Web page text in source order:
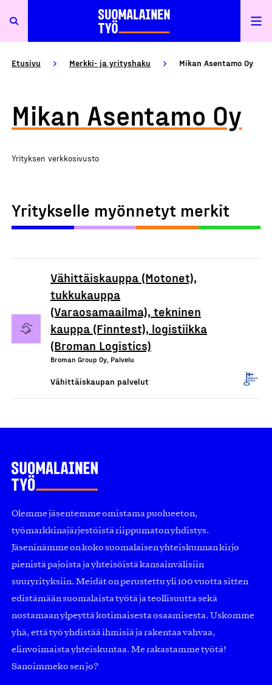
Etusivu Merkki- ja yrityshaku Mikan Asentamo Oy
Mikan Asentamo Oy
Yrityksen verkkosivusto
Yritykselle myönnetyt merkit
Vähittäiskauppa (Motonet),
tukkukauppa
(Varaosamaailma), tekninen
kauppa (Finntest), logistiikka
(Broman Logistics)
Broman Group Oy, Palvelu
Vähittäiskaupan palvelut
Olemme jäsentemme omistama puolueeton,
työmarkkinajärjestöistä riippumaton yhdistys.
Jäseninämme on koko suomalaisen yhteiskunnan kirjo
pienistä pajoista ja yhteisöistä kansainvälisiin
suuryrityksiin. Meidät on perustettu yli 100 vuotta sitten
edistämään suomalaista työtä ja teollisuutta sekä
nostamaan ylpeyttä kotimaisesta osaamisesta. Uskomme
yhä, että työ yhdistää ihmisiä ja rakentaa vahvaa,
elinvoimaista yhteiskuntaa. Me rakastamme työtä!
Sanoimmeko sen jo?